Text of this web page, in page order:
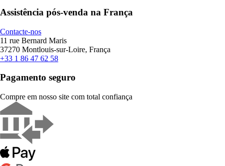
Assistência pós-venda na França
Contacte-nos
11 rue Bernard Maris
37270 Montlouis-sur-Loire, França
+33 1 86 47 62 58
Pagamento seguro
Compre em nosso site com total confiança